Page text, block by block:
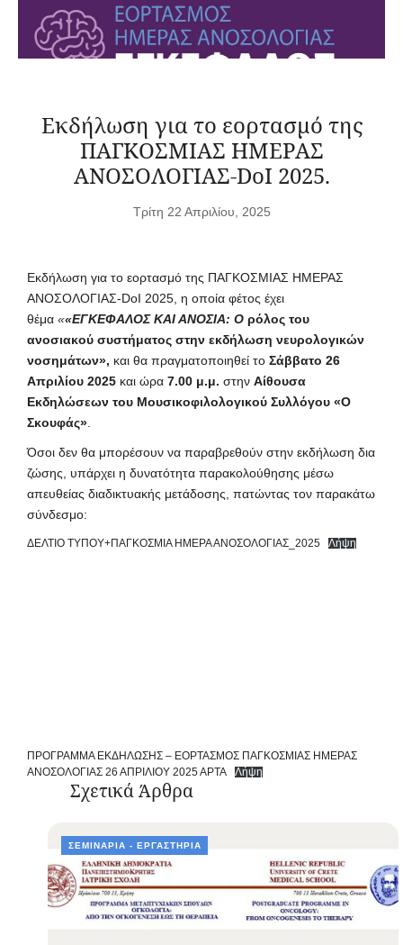
Εκδήλωση για το εορτασμό της
ΠΑΓΚΟΣΜΙΑΣ ΗΜΕΡΑΣ
ΑΝΟΣΟΛΟΓΙΑΣ-DoI 2025.
Τρίτη 22 Απριλίου, 2025
Εκδήλωση για το εορτασμό της ΠΑΓΚΟΣΜΙΑΣ ΗΜΕΡΑΣ
ΑΝΟΣΟΛΟΓΙΑΣ-DoI 2025, η οποία φέτος έχει
θέμα ««ΕΓΚΕΦΑΛΟΣ ΚΑΙ ΑΝΟΣΙΑ: Ο ρόλος του
ανοσιακού συστήματος στην εκδήλωση νευρολογικών
νοσημάτων», και θα πραγματοποιηθεί το Σάββατο 26
Απριλίου 2025 και ώρα 7.00 μ.μ. στην Αίθουσα
Εκδηλώσεων του Μουσικοφιλολογικού Συλλόγου «Ο
Σκουφάς»
Όσοι δεν θα μπορέσουν να παραβρεθούν στην εκδήλωση δια
ζώσης, υπάρχει η δυνατότητα παρακολούθησης μέσω
απευθείας διαδικτυακής μετάδοσης, πατώντας τον παρακάτω
σύνδεσμο:
ΔΕΛΤΙΟ ΤΥΠΟΥ+ΠΑΓΚΟΣΜΙΑ ΗΜΕΡΑ ΑΝΟΣΟΛΟΓΙΑΣ_2025 Λήψη
ΠΡΟΓΡΑΜΜΑ ΕΚΔΗΛΩΣΗΣ – ΕΟΡΤΑΣΜΟΣ ΠΑΓΚΟΣΜΙΑΣ ΗΜΕΡΑΣ
ΑΝΟΣΟΛΟΓΙΑΣ 26 ΑΠΡΙΛΙΟΥ 2025 ΑΡΤΑ
Λήψη
Σχετικά Άρθρα
ΣΕΜΙΝΆΡΙΑ - ΕΡΓΑΣΤΉΡΙΑ